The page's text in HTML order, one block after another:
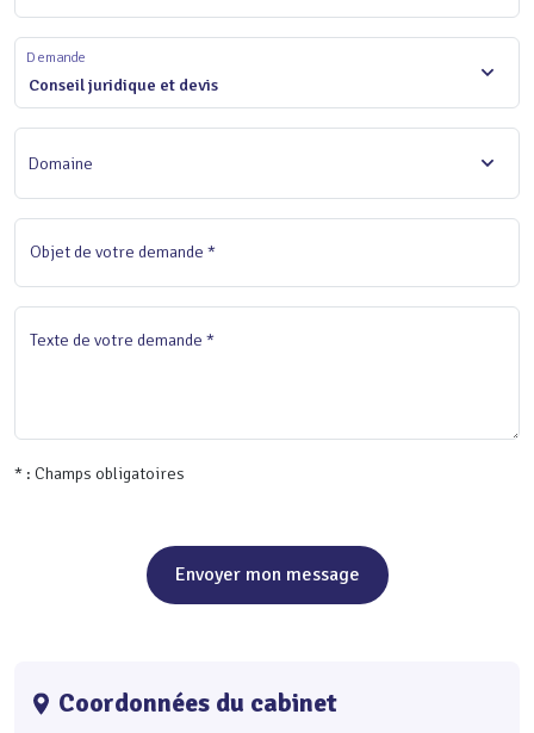
Conseil juridique et devis
Demande
Domaine
Objet de votre demande *
Texte de votre demande *
* : Champs obligatoires
Envoyer mon message
Coordonnées du cabinet